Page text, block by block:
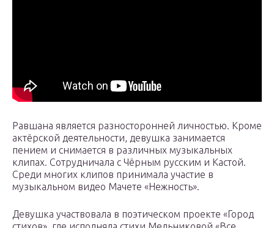
Равшана является разносторонней личностью. Кроме
актёрской деятельности, девушка занимается
пением и снимается в различных музыкальных
клипах. Сотрудничала с Чёрным русским и Кастой.
Среди многих клипов принимала участие в
музыкальном видео Мачете «Нежность».
Девушка участвовала в поэтическом проекте «Город